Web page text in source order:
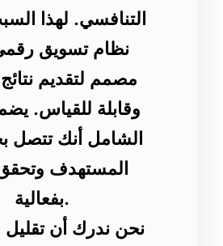
التنافسي. لهذا
نظام تسويق
مصمم لتقديم
وقابلة للقياس.
الشامل أنك تتصل
المستهدف وتحقق
بفعالية.
نحن ندرك أن تقليل